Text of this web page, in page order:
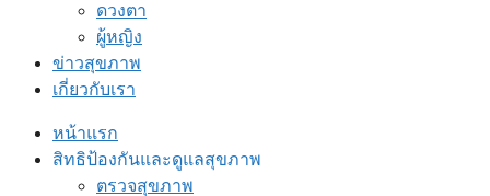
ดวงตา
ผู้หญิง
ข่าวสุขภาพ
เกี่ยวกับเรา
หน้าแรก
สิทธิป้องกันและดูแลสุขภาพ
ตรวจสุขภาพ